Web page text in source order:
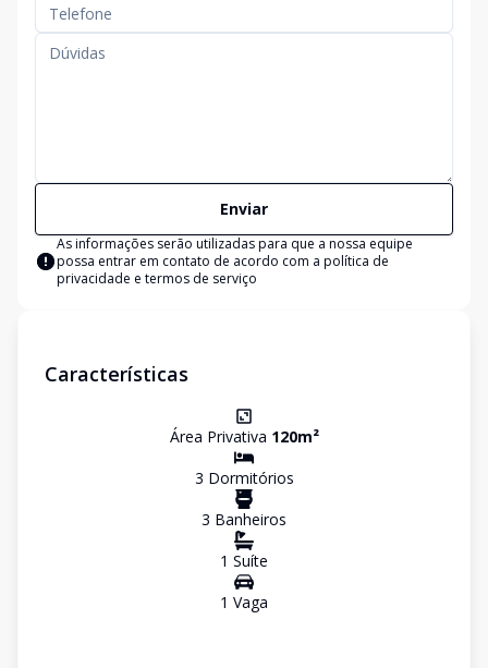
Enviar
As informações serão utilizadas para que a nossa equipe
possa entrar em contato de acordo com a política de
privacidade e termos de serviço
Características
Área Privativa 120m²
3 Dormitórios
3 Banheiros
1 Suíte
1 Vaga